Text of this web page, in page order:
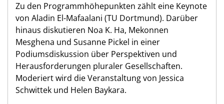
Zu den Programmhöhepunkten zählt eine Keynote
von Aladin El-Mafaalani (TU Dortmund). Darüber
hinaus diskutieren Noa K. Ha, Mekonnen
Mesghena und Susanne Pickel in einer
Podiumsdiskussion über Perspektiven und
Herausforderungen pluraler Gesellschaften.
Moderiert wird die Veranstaltung von Jessica
Schwittek und Helen Baykara.